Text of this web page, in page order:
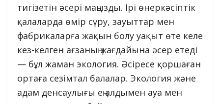
тигізетін әсері маңызды. Ірі өнеркәсіптік
қалаларда өмір сүру, зауыттар мен
фабрикаларға жақын болу уақыт өте келе
кез-келген ағзаның жағдайына әсер етеді
— бұл жаман экология. Әсіресе қоршаған
ортаға сезімтал балалар. Экология және
адам денсаулығы ең алдымен ауа мен